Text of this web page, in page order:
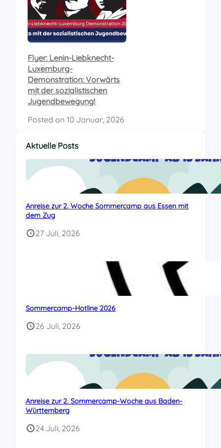
Flyer: Lenin-Liebknecht-
Luxemburg-
Demonstration: Vorwärts
mit der sozialistischen
Jugendbewegung!
Posted on 10 Januar, 2026
Aktuelle Posts
Anreise zur 2. Woche Sommercamp aus Essen mit
dem Zug
27 Juli, 2026
Sommercamp-Hotline 2026
26 Juli, 2026
Anreise zur 2. Sommercamp-Woche aus Baden-
Württemberg
24 Juli, 2026